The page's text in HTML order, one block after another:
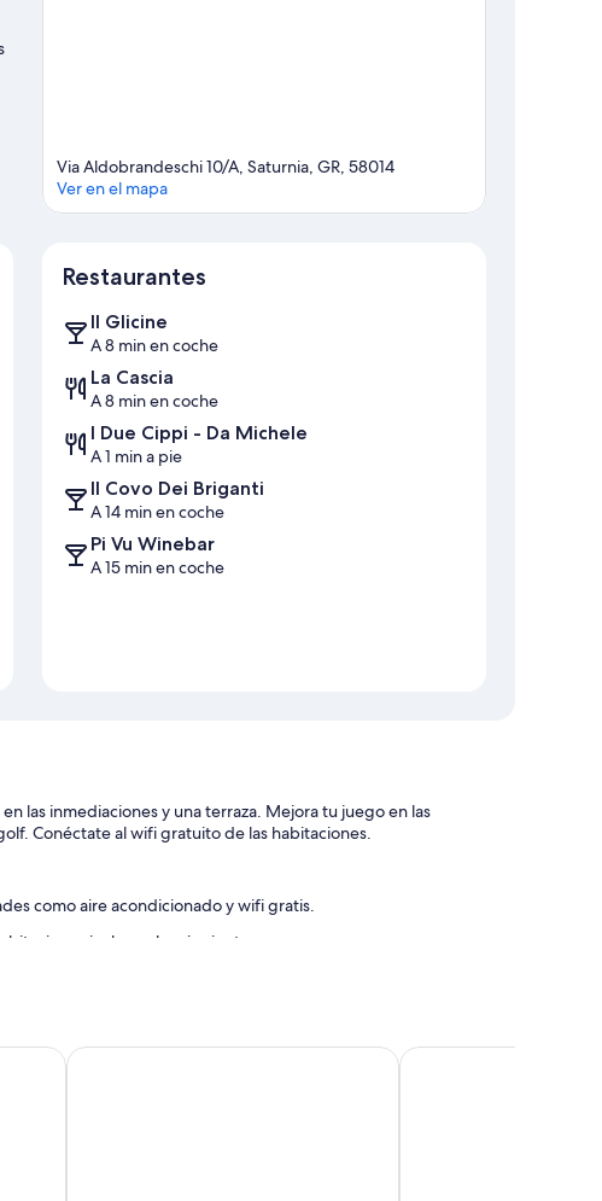
Via Aldobrandeschi 10/A, Saturnia, GR, 58014
Ver en el mapa
Restaurantes
Il Glicine
A 8 min en coche
La Cascia
A 8 min en coche
I Due Cippi - Da Michele
A 1 min a pie
Il Covo Dei Briganti
A 14 min en coche
Pi Vu Winebar
A 15 min en coche
las inmediaciones y una terraza. Mejora tu juego en las
Conéctate al wifi gratuito de las habitaciones.
como aire acondicionado y wifi gratis.
incluyen los siguientes:
Fattoria Pianetti Il Poggio di Teo